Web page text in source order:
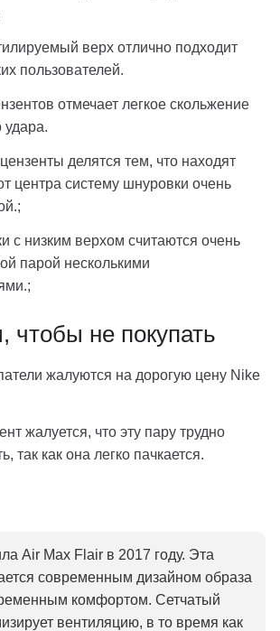
верх отлично подходит
пользователей.
отмечает легкое скольжение
удара.
делятся тем, что находят
центра систему шнуровки очень
с низким верхом считаются очень
парой несколькими
чтобы не покупать
жалуются на дорогую цену Nike
жалуется, что эту пару трудно
так как она легко пачкается.
Air Max Flair в 2017 году. Эта
современным дизайном образа
комфортом. Сетчатый
вентиляцию, в то время как